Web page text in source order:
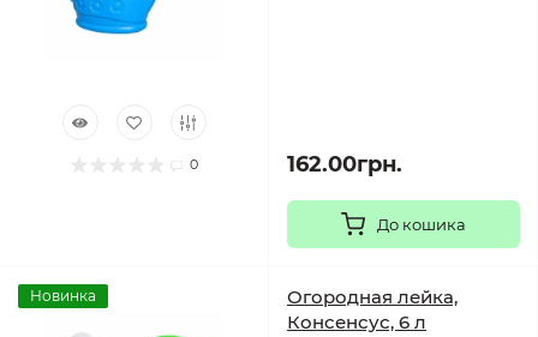
0 162.00грн.
До кошика
Новинка
Огородная лейка,
Консенсус, 6 л